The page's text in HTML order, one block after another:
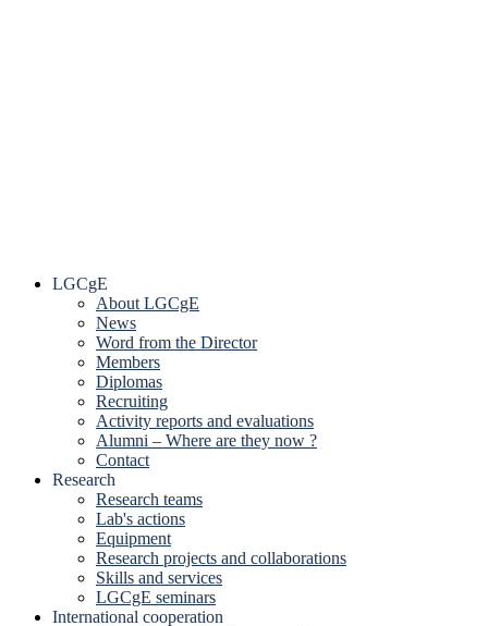
LGCgE
About LGCgE
News
Word from the Director
Members
Diplomas
Recruiting
Activity reports and evaluations
Alumni – Where are they now ?
Contact
Research
Research teams
Lab's actions
Equipment
Research projects and collaborations
Skills and services
LGCgE seminars
International cooperation